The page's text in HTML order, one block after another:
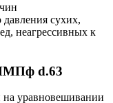
сухих,
неагрессивных к
d.63
уравновешивании